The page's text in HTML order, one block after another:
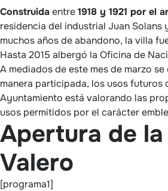
Construidaentre1918 y 1921 por el
residencia del industrial Juan Solans
muchos años de abandono, la villa
Hasta 2015 albergó la Oficina de
A mediados de este mes de marzo
manera participada, los usos futuros
Ayuntamiento está valorando las
usos permitidos por el carácter
Apertura de la
Valero
[programa1]